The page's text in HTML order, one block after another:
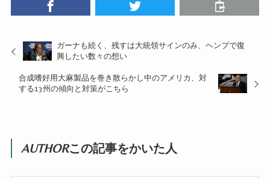
ガーナも続く、残すは大統領サインのみ、ヘンプで復
興したい数々の想い
合成嗜好用大麻製品を巻き散らかし中のアメリカ、対
する13州の傾向と対策がこちら
AUTHORこの記事をかいた人